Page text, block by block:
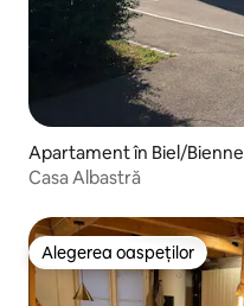
Apartament în Biel/Bienne
Casa Albastră
Alegerea oaspeților
Alegerea oaspeților